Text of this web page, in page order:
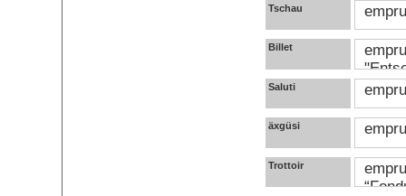
Tschau
Billet
Saluti
äxgüsi
Trottoir